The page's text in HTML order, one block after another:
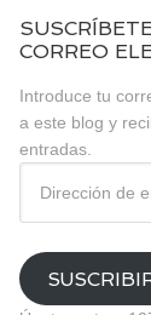
CORREO
Introduce tu
a este blog y
entradas.
email